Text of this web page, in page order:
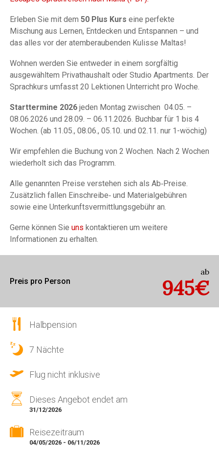
Erleben Sie mit dem 50 Plus Kurs eine perfekte
Mischung aus Lernen, Entdecken und Entspannen – und
das alles vor der atemberaubenden Kulisse Maltas!
Wohnen werden Sie entweder in einem sorgfältig
ausgewähltem Privathaushalt oder Studio Apartments. Der
Sprachkurs umfasst 20 Lektionen Unterricht pro Woche.
Starttermine 2026 jeden Montag zwischen 04.05. –
08.06.2026 und 28.09. – 06.11.2026. Buchbar für 1 bis 4
Wochen. (ab 11.05., 08.06., 05.10. und 02.11. nur 1-wöchig)
Wir empfehlen die Buchung von 2 Wochen. Nach 2 Wochen
wiederholt sich das Programm.
Alle genannten Preise verstehen sich als Ab‑Preise.
Zusätzlich fallen Einschreibe‑ und Materialgebühren
sowie eine Unterkunftsvermittlungsgebühr an.
Gerne können Sie uns kontaktieren um weitere
Informationen zu erhalten.
Preis pro Person
ab
945€
Halbpension
7 Nächte
Flug nicht inklusive
Dieses Angebot endet am
31/12/2026
Reisezeitraum
04/05/2026 - 06/11/2026